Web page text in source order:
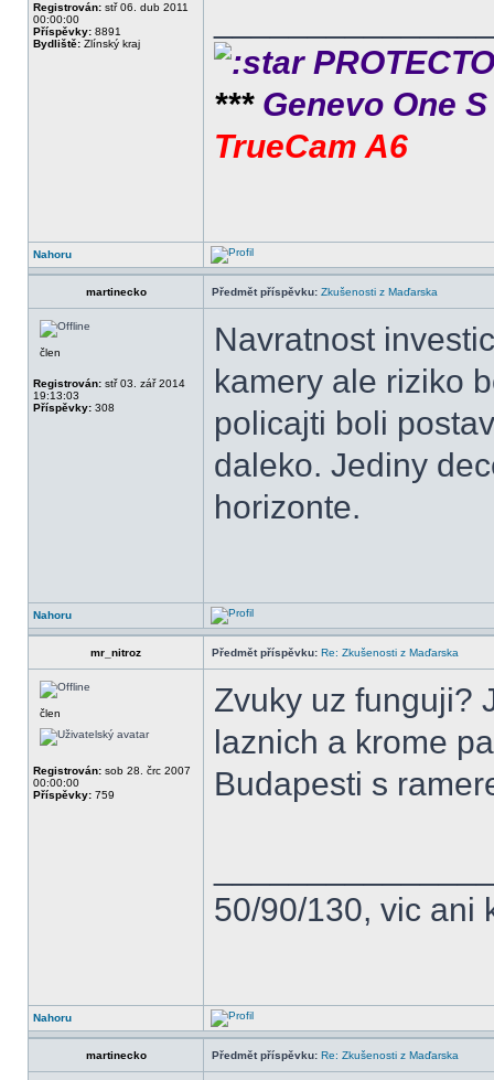
Registrován: stř 06. dub 2011
00:00:00
Příspěvky: 8891
Bydliště: Zlínský kraj
***Genevo One
TrueCam A6
Nahoru
martinecko Předmět příspěvku: Zkušenosti z Maďarska
člen
Registrován: stř 03. zář 2014
19:13:03
Příspěvky: 308
Navratnost
kamery ale riziko
policajti boli
daleko. Jediny
horizonte.
Nahoru
mr_nitroz Předmět příspěvku: Re: Zkušenosti z Maďarska
člen
Registrován: sob 28. črc 2007
00:00:00
Příspěvky: 759
Zvuky uz funguji?
laznich a krome
Budapesti s
50/90/130, vic ani
Nahoru
martinecko Předmět příspěvku: Re: Zkušenosti z Maďarska